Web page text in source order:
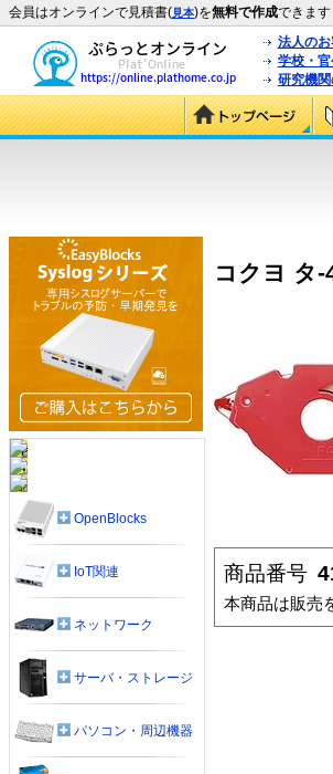
会員はオンラインで見積書(見本)を無料で作成できます
法人の
学校・
研究機
コクヨ タ
商品番号
本商品は販売
OpenBlocks
IoT関連
ネットワーク
サーバ・ストレージ
パソコン・周辺機器